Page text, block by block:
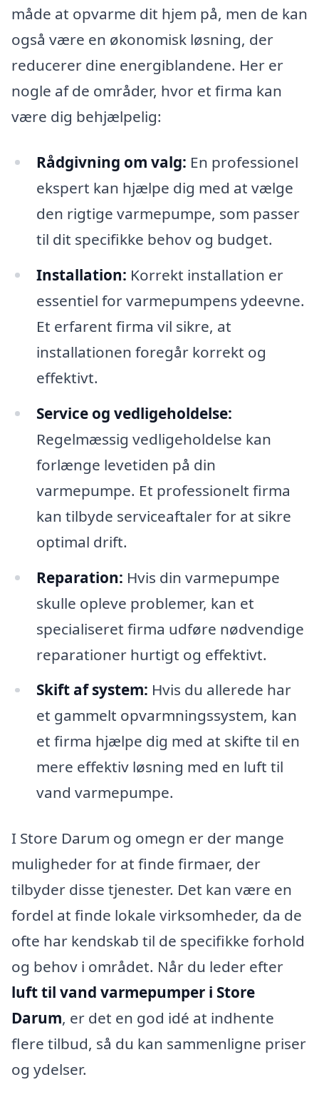
måde at opvarme dit hjem på, men de kan
også være en økonomisk løsning, der
reducerer dine energiblandene. Her er
nogle af de områder, hvor et firma kan
være dig behjælpelig:
Rådgivning om valg: En professionel
ekspert kan hjælpe dig med at vælge
den rigtige varmepumpe, som passer
til dit specifikke behov og budget.
Installation: Korrekt installation er
essentiel for varmepumpens ydeevne.
Et erfarent firma vil sikre, at
installationen foregår korrekt og
effektivt.
Service og vedligeholdelse:
Regelmæssig vedligeholdelse kan
forlænge levetiden på din
varmepumpe. Et professionelt firma
kan tilbyde serviceaftaler for at sikre
optimal drift.
Reparation: Hvis din varmepumpe
skulle opleve problemer, kan et
specialiseret firma udføre nødvendige
reparationer hurtigt og effektivt.
Skift af system: Hvis du allerede har
et gammelt opvarmningssystem, kan
et firma hjælpe dig med at skifte til en
mere effektiv løsning med en luft til
vand varmepumpe.
I Store Darum og omegn er der mange
muligheder for at finde firmaer, der
tilbyder disse tjenester. Det kan være en
fordel at finde lokale virksomheder, da de
ofte har kendskab til de specifikke forhold
og behov i området. Når du leder efter
luft til vand varmepumper i Store
Darum, er det en god idé at indhente
flere tilbud, så du kan sammenligne priser
og ydelser.